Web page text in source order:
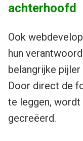
achterhoofd
Ook
hun
belangrijke pijler
Door direct de
te leggen,
gecreëerd.